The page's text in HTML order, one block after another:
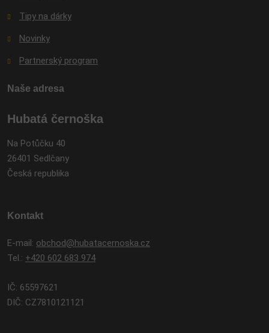
Tipy na dárky
Novinky
Partnerský program
Naše adresa
Hubatá černoška
Na Potůčku 40
26401 Sedlčany
Česká republika
Kontakt
E-mail: obchod@hubatacernoska.cz
Tel.: +420 602 683 974
IČ: 65597621
DIČ: CZ7810121121